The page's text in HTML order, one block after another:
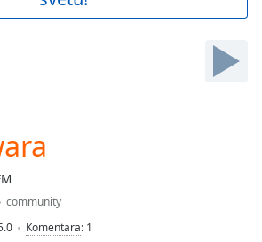
community
Komentara: 1